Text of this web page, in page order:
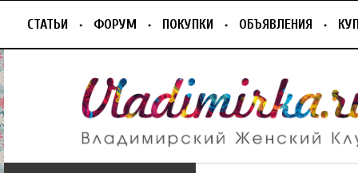
СТАТЬИ ФОРУМ ПОКУПКИ ОБЪЯВЛЕНИЯ